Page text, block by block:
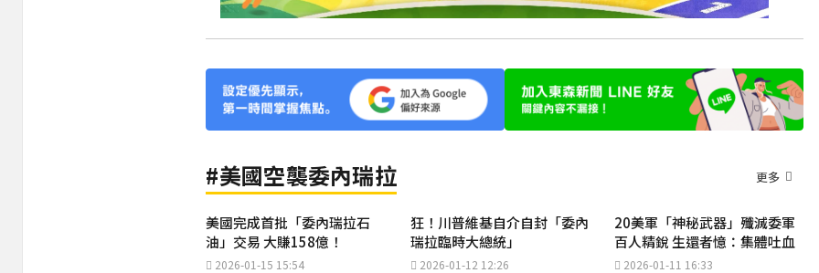
#美國空襲委內瑞拉 更多
美國完成首批「委內瑞拉石
油」交易 大賺158億！
2026-01-15 15:54
狂！川普維基自介自封「委內
瑞拉臨時大總統」
2026-01-12 12:26
20美軍「神秘武器」殲滅委軍
百人精銳 生還者憶：集體吐血
2026-01-11 16:33